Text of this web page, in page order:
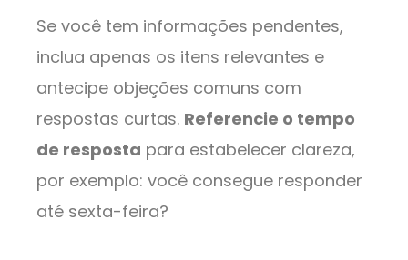
Se você tem informações pendentes,
inclua apenas os itens relevantes e
antecipe objeções comuns com
respostas curtas. Referencie o tempo
de resposta para estabelecer clareza,
por exemplo: você consegue responder
até sexta-feira?